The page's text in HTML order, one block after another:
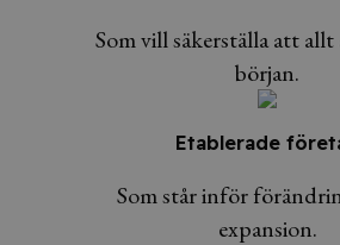
Som vill säkerställa att
början.
Etablerade
Som står inför
expansion.